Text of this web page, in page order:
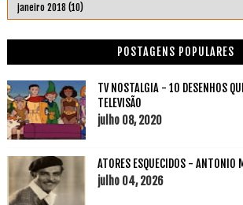
POSTAGENS POPULARES
TV NOSTALGIA - 10 DESENHOS
TELEVISÃO
julho 08, 2020
ATORES ESQUECIDOS - ANTONIO
julho 04, 2026